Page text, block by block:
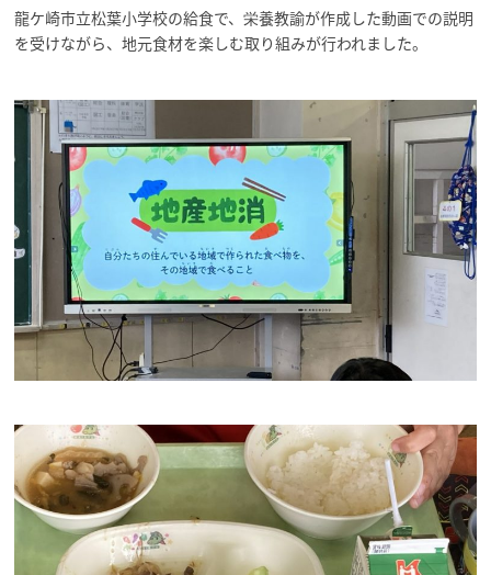
龍ケ崎市立松葉小学校の給食で、栄養教諭が作成した動画での説明
を受けながら、地元食材を楽しむ取り組みが行われました。